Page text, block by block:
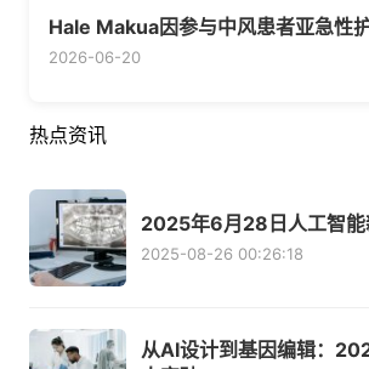
Hale Makua因参与中风患者亚急性
2026-06-20
热点资讯
2025年6月28日人工智能
2025-08-26 00:26:18
从AI设计到基因编辑：